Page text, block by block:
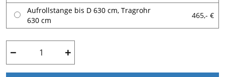
Aufrollstange bis D 630 cm, Tragrohr
630 cm
465,- €
− +